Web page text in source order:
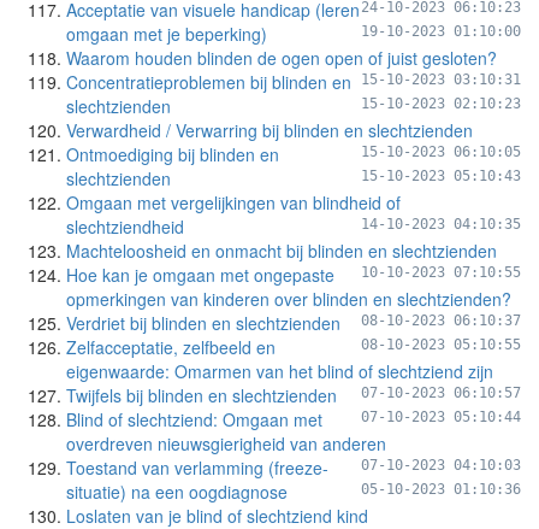
24-10-2023 06:10:23
Acceptatie van visuele handicap (leren
omgaan met je beperking)
19-10-2023 01:10:00
Waarom houden blinden de ogen open of juist gesloten?
15-10-2023 03:10:31
Concentratieproblemen bij blinden en
slechtzienden
15-10-2023 02:10:23
Verwardheid / Verwarring bij blinden en slechtzienden
15-10-2023 06:10:05
Ontmoediging bij blinden en
slechtzienden
15-10-2023 05:10:43
Omgaan met vergelijkingen van blindheid of
slechtziendheid
14-10-2023 04:10:35
Machteloosheid en onmacht bij blinden en slechtzienden
10-10-2023 07:10:55
Hoe kan je omgaan met ongepaste
opmerkingen van kinderen over blinden en slechtzienden?
08-10-2023 06:10:37
Verdriet bij blinden en slechtzienden
08-10-2023 05:10:55
Zelfacceptatie, zelfbeeld en
eigenwaarde: Omarmen van het blind of slechtziend zijn
07-10-2023 06:10:57
Twijfels bij blinden en slechtzienden
07-10-2023 05:10:44
Blind of slechtziend: Omgaan met
overdreven nieuwsgierigheid van anderen
07-10-2023 04:10:03
Toestand van verlamming (freeze-
situatie) na een oogdiagnose
05-10-2023 01:10:36
Loslaten van je blind of slechtziend kind